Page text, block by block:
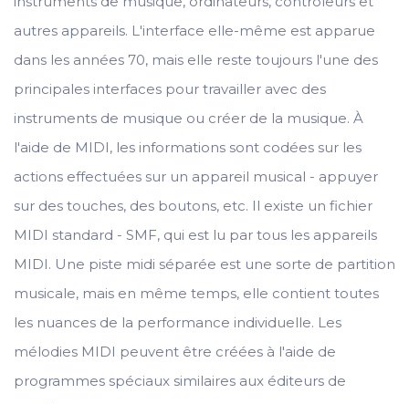
autres appareils. L'interface elle-même est apparue
dans les années 70, mais elle reste toujours l'une des
principales interfaces pour travailler avec des
instruments de musique ou créer de la musique. À
l'aide de MIDI, les informations sont codées sur les
actions effectuées sur un appareil musical - appuyer
sur des touches, des boutons, etc. Il existe un fichier
MIDI standard - SMF, qui est lu par tous les appareils
MIDI. Une piste midi séparée est une sorte de partition
musicale, mais en même temps, elle contient toutes
les nuances de la performance individuelle. Les
mélodies MIDI peuvent être créées à l'aide de
programmes spéciaux similaires aux éditeurs de